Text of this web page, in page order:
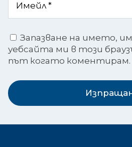
Запазване на името,
уебсайта ми в този
път когато коментирам.